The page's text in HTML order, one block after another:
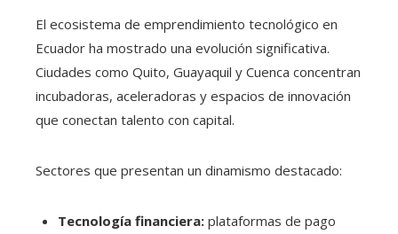
El ecosistema de emprendimiento tecnológico en
Ecuador ha mostrado una evolución significativa.
Ciudades como Quito, Guayaquil y Cuenca concentran
incubadoras, aceleradoras y espacios de innovación
que conectan talento con capital.
Sectores que presentan un dinamismo destacado:
Tecnología financiera: plataformas de pago